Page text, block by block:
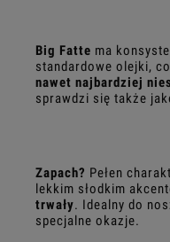
Big Fatte ma
standardowe olejki,
nawet najbardziej
sprawdzi się także
Zapach? Pełen
lekkim słodkim
trwały. Idealny do
specjalne okazje.